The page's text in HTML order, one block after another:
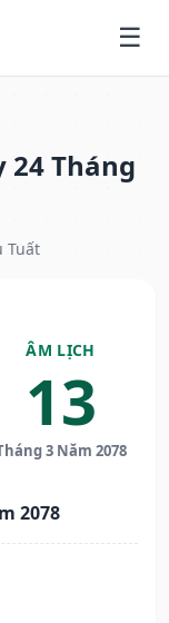
24 Tháng
Tuất
ÂM LỊCH
13
3 Năm 2078
2078